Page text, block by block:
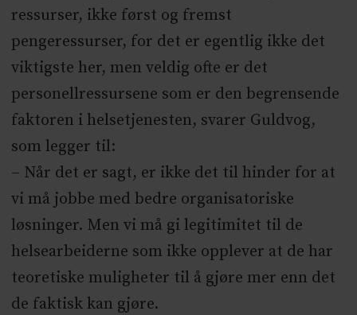
ressurser, ikke først og fremst
pengeressurser, for det er egentlig ikke det
viktigste her, men veldig ofte er det
personellressursene som er den begrensende
faktoren i helsetjenesten, svarer Guldvog,
som legger til:
– Når det er sagt, er ikke det til hinder for at
vi må jobbe med bedre organisatoriske
løsninger. Men vi må gi legitimitet til de
helsearbeiderne som ikke opplever at de har
teoretiske muligheter til å gjøre mer enn det
de faktisk kan gjøre.